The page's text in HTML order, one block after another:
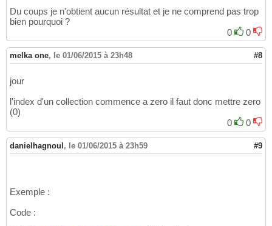
Du coups je n'obtient aucun résultat et je ne comprend pas trop
bien pourquoi ?
0
0
melka one, le 01/06/2015 à 23h48 #8
jour
l'index d'un collection commence a zero il faut donc mettre zero
(0)
0
0
danielhagnoul , le 01/06/2015 à 23h59 #9
Exemple :
Code :